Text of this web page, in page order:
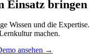
Einsatz bringen
Wissen und die Expertise.
machen.
ansehen →